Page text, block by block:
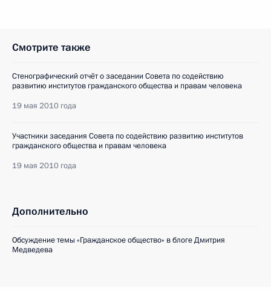
Смотрите также
Стенографический отчёт о заседании Совета по содействию
развитию институтов гражданского общества и правам человека
19 мая 2010 года
Участники заседания Совета по содействию развитию институтов
гражданского общества и правам человека
19 мая 2010 года
Дополнительно
Обсуждение темы «Гражданское общество» в блоге Дмитрия
Медведева